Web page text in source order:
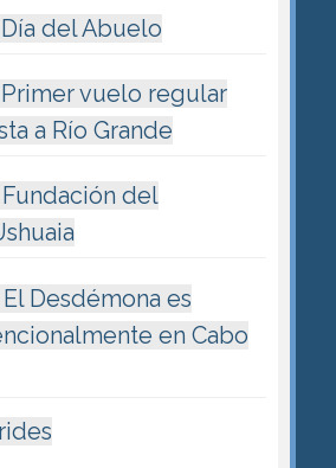
Día del Abuelo
Primer vuelo regular
a Río Grande
Fundación del
El Desdémona es
en Cabo